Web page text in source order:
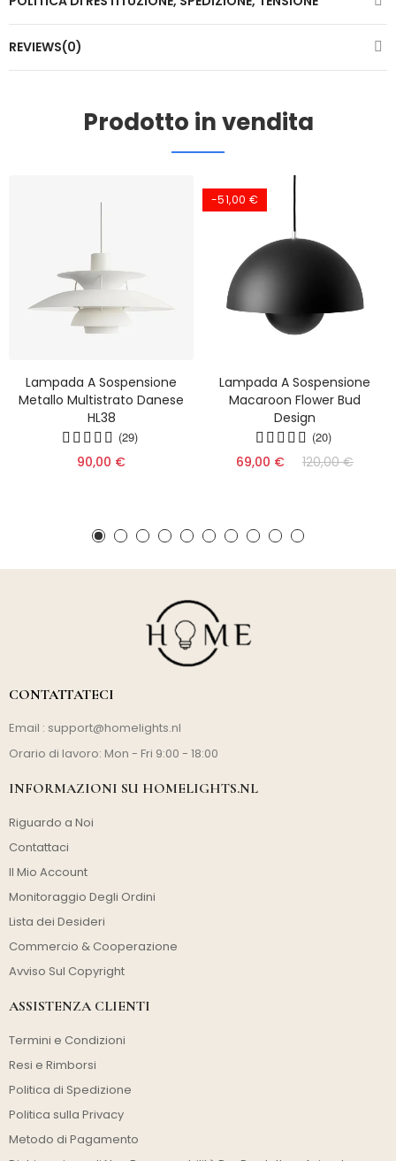
REVIEWS(0)
Prodotto in vendita
Lampada A Sospensione
Metallo Multistrato Danese
HL38
(29)
90,00 €
-51,00 €
Lampada A Sospensione
Macaroon Flower Bud
Design
(20)
69,00 € 120,00 €
CONTATTATECI
Email : support@homelights.nl
Orario di lavoro: Mon - Fri 9:00 - 18:00
INFORMAZIONI SU HOMELIGHTS.NL
Riguardo a Noi
Contattaci
Il Mio Account
Monitoraggio Degli Ordini
Lista dei Desideri
Commercio & Cooperazione
Avviso Sul Copyright
ASSISTENZA CLIENTI
Termini e Condizioni
Resi e Rimborsi
Politica di Spedizione
Politica sulla Privacy
Metodo di Pagamento